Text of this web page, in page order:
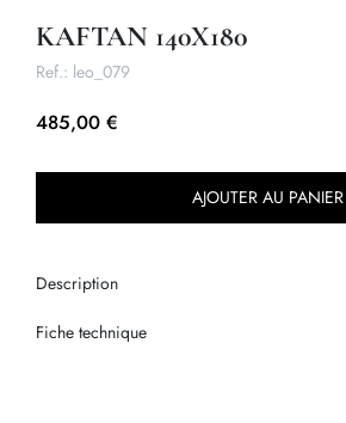
KAFTAN 140X180
Ref.: leo_079
485,00 €
AJOUTER AU PANIER
Description
Fiche technique